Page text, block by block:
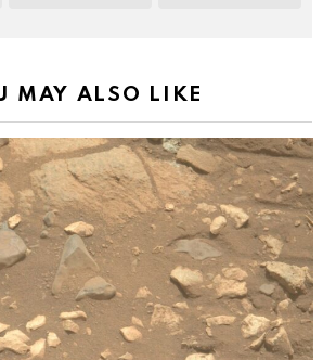
MAY ALSO LIKE